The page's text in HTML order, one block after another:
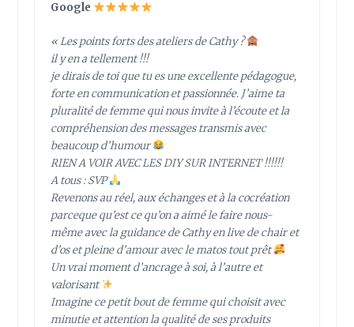
Google
« Les points forts des ateliers de Cathy ?
il y en a tellement !!!
je dirais de toi que tu es une excellente pédagogue,
forte en communication et passionnée. J’aime ta
pluralité de femme qui nous invite à l’écoute et la
compréhension des messages transmis avec
beaucoup d’humour
RIEN A VOIR AVEC LES DIY SUR INTERNET !!!!!!
A tous : SVP
Revenons au réel, aux échanges et à la cocréation
parceque qu’est ce qu’on a aimé le faire nous-
même avec la guidance de Cathy en live de chair et
d’os et pleine d’amour avec le matos tout prêt
Un vrai moment d’ancrage à soi, à l’autre et
valorisant
Imagine ce petit bout de femme qui choisit avec
minutie et attention la qualité de ses produits